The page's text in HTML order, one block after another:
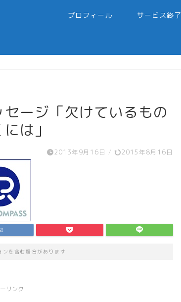
プロフィール サービス終了
ージ「欠けているもの
は」
2013年9月16日 / 2015年8月16日
を含む場合があります
リンク